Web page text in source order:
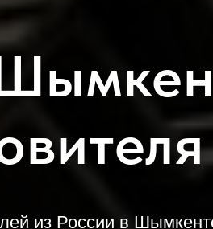
из России в